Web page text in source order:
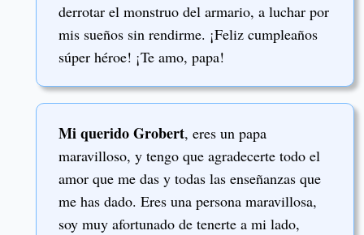
derrotar el monstruo del armario, a luchar por
mis sueños sin rendirme. ¡Feliz cumpleaños
súper héroe! ¡Te amo, papa!
Mi querido Grobert, eres un papa
maravilloso, y tengo que agradecerte todo el
amor que me das y todas las enseñanzas que
me has dado. Eres una persona maravillosa,
soy muy afortunado de tenerte a mi lado,